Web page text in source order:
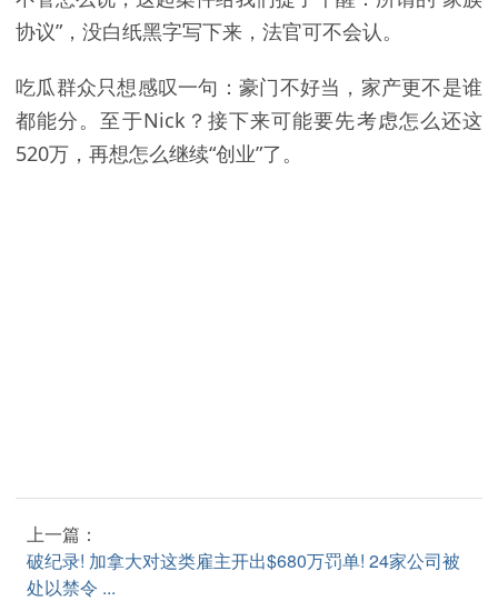
协议”，没白纸黑字写下来，法官可不会认。
吃瓜群众只想感叹一句：豪门不好当，家产更不是谁
都能分。至于Nick？接下来可能要先考虑怎么还这
520万，再想怎么继续“创业”了。
上一篇：
破纪录! 加拿大对这类雇主开出$680万罚单! 24家公司被
处以禁令 ...